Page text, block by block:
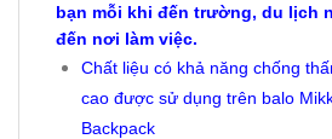
bạn mỗi khi đến trường, du lịch
đến nơi làm việc.
Chất liệu có khả năng chống
cao được sử dụng trên balo
Backpack